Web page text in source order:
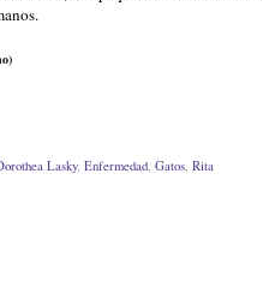
Lasky, Enfermedad, Gatos, Rita